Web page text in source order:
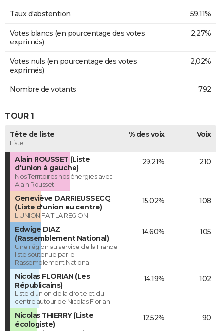
Taux d'abstention 59,11%
Votes blancs (en pourcentage des votes
exprimés)
2,27%
Votes nuls (en pourcentage des votes
exprimés)
2,02%
Nombre de votants 792
TOUR 1
Tête de liste
Liste
% des voix Voix
Alain ROUSSET (Liste
d'union à gauche)
Nos Territoires nos énergies avec
Alain Rousset
29,21% 210
Geneviève DARRIEUSSECQ
(Liste d'union au centre)
L'UNION FAIT LA REGION
15,02% 108
Edwige DIAZ
(Rassemblement National)
Une région au service de la France
liste soutenue par le
Rassemblement National
14,60% 105
Nicolas FLORIAN (Les
Républicains)
Liste d'union de la droite et du
centre autour de Nicolas Florian
14,19% 102
Nicolas THIERRY (Liste
écologiste)
12,52% 90